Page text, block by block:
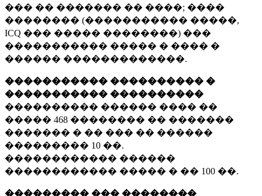
��� �� ������� �� ����; ����
�������� (����������� �����,
ICQ ��� ����� ��������) ���
����������� ����� � ���� �
������ �������������.
����������� ���������� �
����������� ����������
���������� ������ ���� ��
����� 468 �������� �� �������
������� � �� ��� �� ������
��������� 10 ��.
������������ ������
������������ ����� � �� 100 ��.
��������� ��� ��������